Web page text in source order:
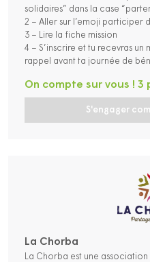
solidaires” dans la case
2 – Aller sur l’emoji participer
3 – Lire la fiche mission
4 – S’inscrire et tu recevras
rappel avant ta journée de
S'engager
On compte sur vous ! 3
La Chorba
La Chorba est une